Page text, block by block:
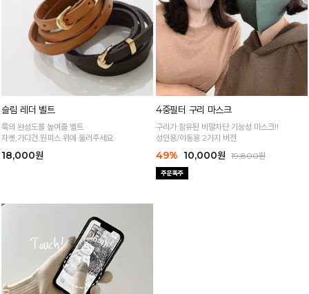
슬림 레더 벨트
룩의 완성도를 높여줄 벨트
자켓,가디건,원피스 위에 둘러주세요
18,000원
4중필터 구리 마스크
구리가 함유된 비말차단 기능성 마스크!!
성인용/아동용 2가지 버전
49% 10,000원 19,800원